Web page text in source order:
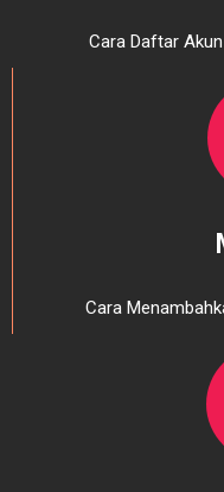
Cara Daftar
Cara